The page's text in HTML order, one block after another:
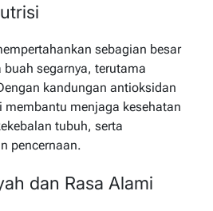
sebagian besar
segarnya, terutama
kandungan antioksidan
menjaga kesehatan
tubuh, serta
pencernaan.
dan Rasa Alami